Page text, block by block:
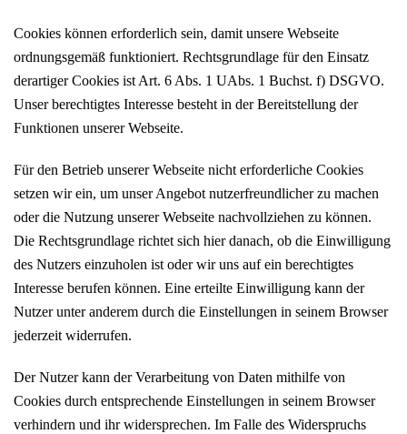
Cookies können erforderlich sein, damit unsere Webseite
ordnungsgemäß funktioniert. Rechtsgrundlage für den Einsatz
derartiger Cookies ist Art. 6 Abs. 1 UAbs. 1 Buchst. f) DSGVO.
Unser berechtigtes Interesse besteht in der Bereitstellung der
Funktionen unserer Webseite.
Für den Betrieb unserer Webseite nicht erforderliche Cookies
setzen wir ein, um unser Angebot nutzerfreundlicher zu machen
oder die Nutzung unserer Webseite nachvollziehen zu können.
Die Rechtsgrundlage richtet sich hier danach, ob die Einwilligung
des Nutzers einzuholen ist oder wir uns auf ein berechtigtes
Interesse berufen können. Eine erteilte Einwilligung kann der
Nutzer unter anderem durch die Einstellungen in seinem Browser
jederzeit widerrufen.
Der Nutzer kann der Verarbeitung von Daten mithilfe von
Cookies durch entsprechende Einstellungen in seinem Browser
verhindern und ihr widersprechen. Im Falle des Widerspruchs